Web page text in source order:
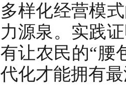
多样化经营模
力源泉。实践
有让农民的“腰
代化才能拥有